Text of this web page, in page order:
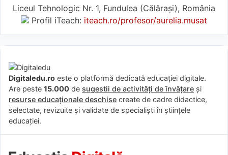
Liceul Tehnologic Nr. 1, Fundulea (Călărași), România
Profil iTeach: iteach.ro/profesor/aurelia.musat
Digitaledu.ro este o platformă dedicată educației digitale.
Are peste 15.000 de sugestii de activități de învățare și
resurse educaționale deschise create de cadre didactice,
selectate, revizuite și validate de specialiști în științele
educației.